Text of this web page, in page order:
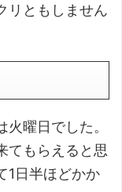
リともしません
曜日でした。
てもらえると思
1日半ほどかか